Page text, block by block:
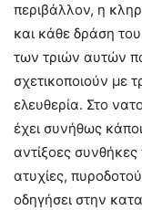
περιβάλλον, η
και κάθε δράση
των τριών αυτών
σχετικοποιούν με
ελευθερία. Στο
έχει συνήθως
αντίξοες
ατυχίες,
οδηγήσει στην